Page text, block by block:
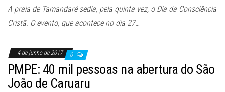
A praia de Tamandaré sedia, pela quinta vez, o Dia da Consciência
Cristã. O evento, que acontece no dia 27…
4 de junho de 2017 0
PMPE: 40 mil pessoas na abertura do São
João de Caruaru